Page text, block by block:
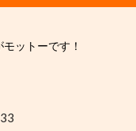
ットーです！